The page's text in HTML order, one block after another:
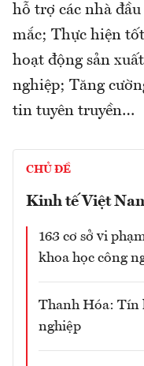
hỗ trợ các nhà
mắc; Thực hiện
hoạt động sản
nghiệp; Tăng
tin tuyên truyền…
CHỦ ĐỀ
Kinh tế Việt
163 cơ sở vi
khoa học công
Thanh Hóa: Tín
nghiệp